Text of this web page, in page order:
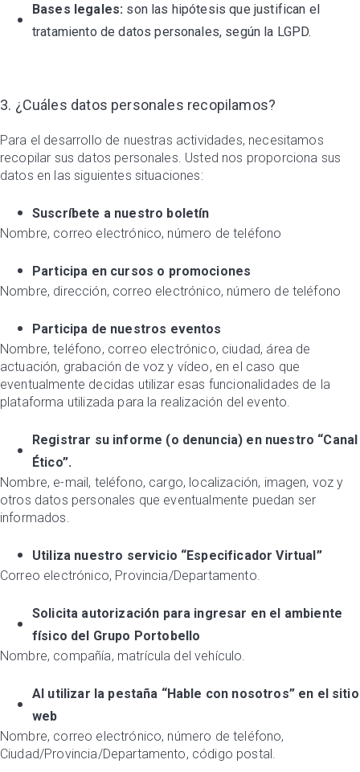
Bases legales: son las hipótesis que justifican el
tratamiento de datos personales, según la LGPD.
3. ¿Cuáles datos personales recopilamos?
Para el desarrollo de nuestras actividades, necesitamos
recopilar sus datos personales. Usted nos proporciona sus
datos en las siguientes situaciones:
Suscríbete a nuestro boletín
Nombre, correo electrónico, número de teléfono
Participa en cursos o promociones
Nombre, dirección, correo electrónico, número de teléfono
Participa de nuestros eventos
Nombre, teléfono, correo electrónico, ciudad, área de
actuación, grabación de voz y vídeo, en el caso que
eventualmente decidas utilizar esas funcionalidades de la
plataforma utilizada para la realización del evento.
Registrar su informe (o denuncia) en nuestro “Canal
Ético”.
Nombre, e-mail, teléfono, cargo, localización, imagen, voz y
otros datos personales que eventualmente puedan ser
informados.
Utiliza nuestro servicio “Especificador Virtual”
Correo electrónico, Provincia/Departamento.
Solicita autorización para ingresar en el ambiente
físico del Grupo Portobello
Nombre, compañía, matrícula del vehículo.
Al utilizar la pestaña “Hable con nosotros” en el sitio
web
Nombre, correo electrónico, número de teléfono,
Ciudad/Provincia/Departamento, código postal.